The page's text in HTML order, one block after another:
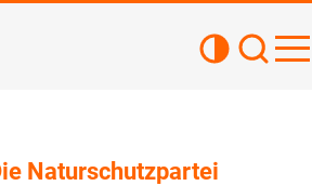
Naturschutzpartei